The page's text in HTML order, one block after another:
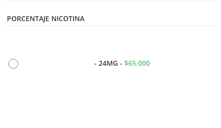
PORCENTAJE NICOTINA
- 24MG - $65.000